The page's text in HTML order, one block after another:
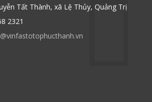
Tất Thành, xã Lệ Thủy, Quảng Trị
2321